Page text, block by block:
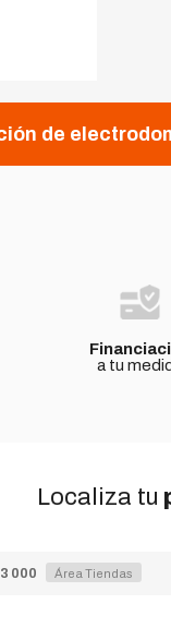
de
a tu
Localiza tu
000 Área Tiendas